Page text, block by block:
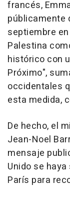
francés,
públicamente
septiembre
Palestina
histórico con
Próximo",
occidentales
esta medida,
De hecho, el
Jean-Noel
mensaje
Unido se
París para